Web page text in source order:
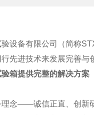
设备有限公司（简称
先进技术来发展完善与
箱提供完整的解决方案
念——诚信正直、创新